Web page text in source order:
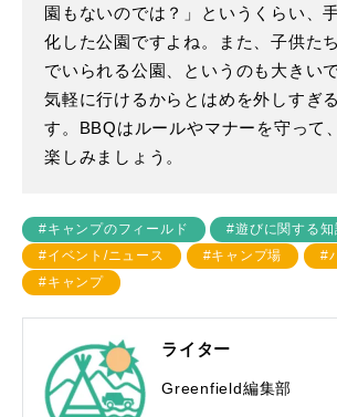
園もないのでは？」というくらい、
化した公園ですよね。また、子供た
でいられる公園、というのも大きい
気軽に行けるからとはめを外しすぎ
す。BBQはルールやマナーを守って
楽しみましょう。
#キャンプのフィールド
#遊びに関する知
#イベント/ニュース
#キャンプ場
#
#キャンプ
ライター
Greenfield編集部